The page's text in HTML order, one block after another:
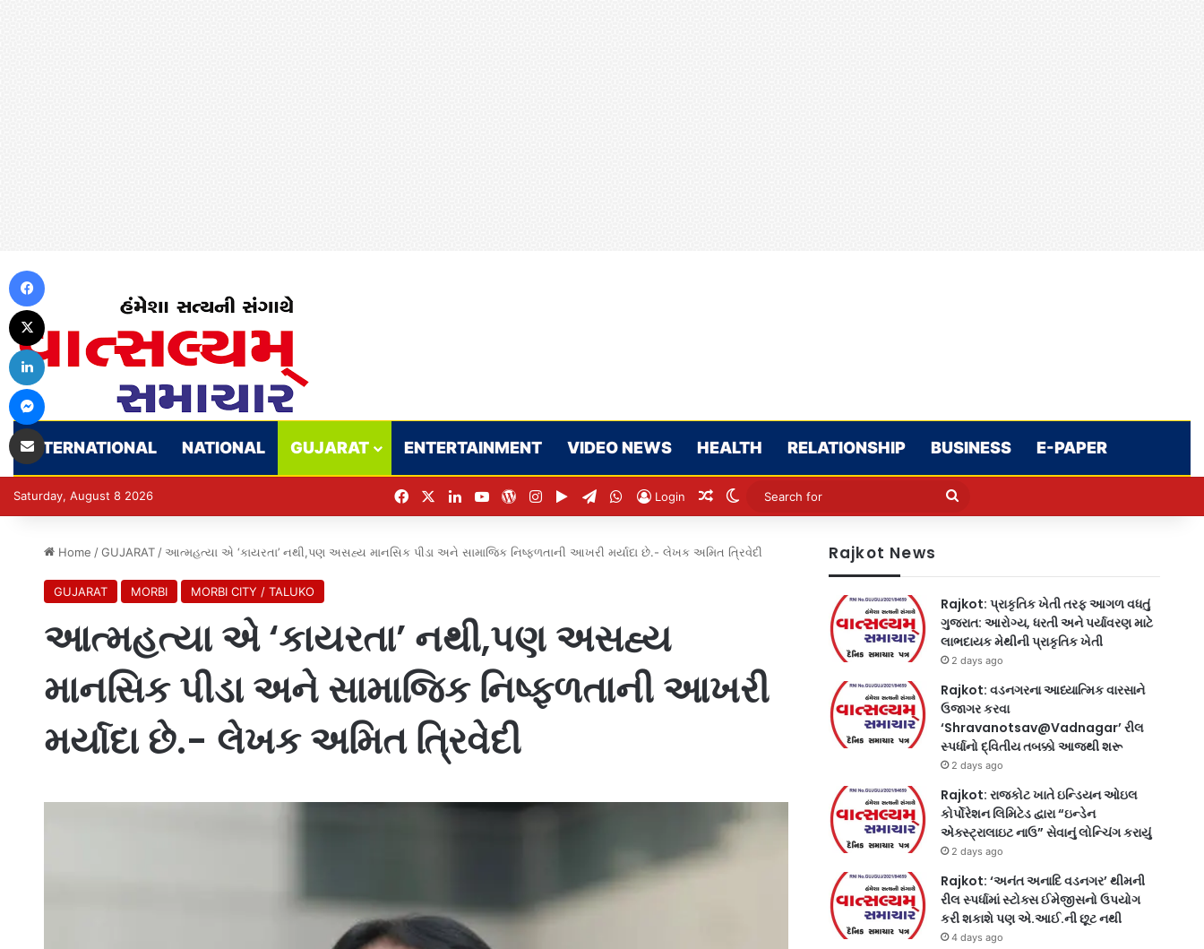
INTERNATIONAL NATIONAL GUJARAT ENTERTAINMENT VIDEO NEWS HEALTH RELATIONSHIP BUSINESS E-PAPER
Saturday, August 8 2026 FacebookLinkedInYouTubeWordPress
Instagram
Google Play
Telegram
WhatsApp
Login Random Article
Switch skin
Search
Home / GUJARAT / આત્મહત્યા એ ‘કાયરતા’ નથી,પણ અસહ્ય માનસિક પીડા અને સામાજિક નિષ્ફળતાની આખરી મર્યાદા છે.- લેખક અમિત ત્રિવેદી
GUJARAT MORBI MORBI CITY / TALUKO
આત્મહત્યા એ ‘કાયરતા’ નથી,પણ અસહ્ય
માનસિક પીડા અને સામાજિક નિષ્ફળતાની આખરી
મર્યાદા છે.- લેખક અમિત ત્રિવેદી
Rajkot News
Rajkot: પ્રાકૃતિક ખેતી તરફ આગળ વધતું
ગુજરાત: આરોગ્ય, ધરતી અને પર્યાવરણ માટે
લાભદાયક મેથીની પ્રાકૃતિક ખેતી
2 days ago
Rajkot: વડનગરના આધ્યાત્મિક વારસાને
ઉજાગર કરવા
‘Shravanotsav@Vadnagar’ રીલ
સ્પર્ધાનો દ્વિતીય તબક્કો આજથી શરૂ
2 days ago
Rajkot: રાજકોટ ખાતે ઇન્ડિયન ઓઇલ
કોર્પોરેશન લિમિટેડ દ્વારા “ઇન્ડેન
એક્સ્ટ્રાલાઇટ નાઉ” સેવાનું લોન્ચિંગ કરાયું
2 days ago
Rajkot: ‘અનંત અનાદિ વડનગર’ થીમની
રીલ સ્પર્ધામાં સ્ટોક્સ ઈમેજીસનો ઉપયોગ
કરી શકાશે પણ એ.આઈ.ની છૂટ નથી
4 days ago
LinkedIn